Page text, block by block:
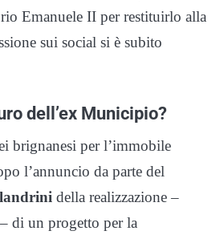
Emanuele II per restituirlo alla
sui social si è subito
dell’ex Municipio?
brignanesi per l’immobile
l’annuncio da parte del
della realizzazione –
di un progetto per la